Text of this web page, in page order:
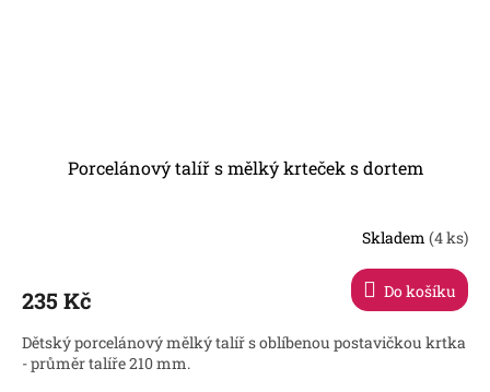
Porcelánový talíř s mělký krteček s dortem
Skladem (4 ks)
235 Kč Do košíku
Dětský porcelánový mělký talíř s oblíbenou postavičkou krtka
- průměr talíře 210 mm.